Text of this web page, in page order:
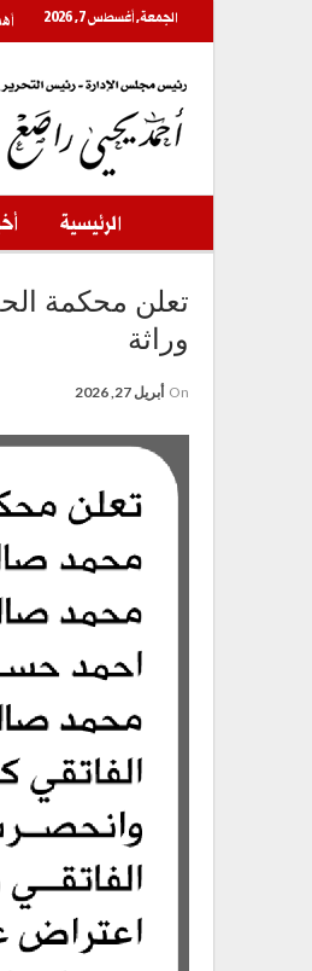
الجمعة, أغسطس 7, 2026
الرئيسية
تعلن محكمة
وراثة
On أبريل 27, 2026